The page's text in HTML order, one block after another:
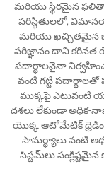
మరియు స్థిరమైన
పరిస్థితులలో,
మరియు ఖచ్చితమైన
పరిజ్ఞానం దాని కఠినత
పదార్థాలనైనా
వంటి గట్టి పదార్థాలతో
ముక్కపై ఎటువంటి
దశలు లేకుండా అధిక-
యొక్క ఆటోమేటిక్ థ్రెడింగ్,
సామర్థ్యాలు వంటి
సిస్టమ్‌లు